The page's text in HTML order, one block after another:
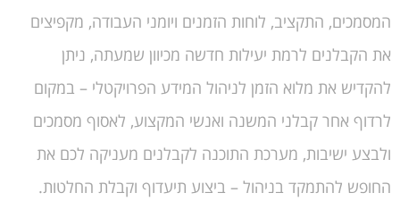
המסמכים, התקציב, לוחות הזמנים ויומני העבודה, מקפיצים
את הקבלנים לרמת יעילות חדשה מכיוון שמעתה, ניתן
להקדיש את מלוא הזמן לניהול המידע הפרויקטלי – במקום
לרדוף אחר קבלני המשנה ואנשי המקצוע, לאסוף מסמכים
ולבצע ישיבות, מערכת התוכנה לקבלנים מעניקה לכם את
החופש להתמקד בניהול – ביצוע תיעדוף וקבלת החלטות.